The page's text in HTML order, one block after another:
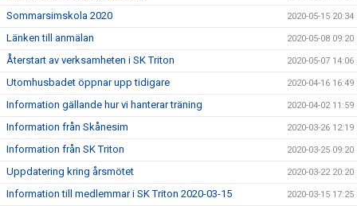
Sommarsimskola 2020 2020-05-15 20:34
Länken till anmälan 2020-05-08 09:20
Återstart av verksamheten i SK Triton 2020-05-07 14:06
Utomhusbadet öppnar upp tidigare 2020-04-16 16:49
Information gällande hur vi hanterar träning 2020-04-02 11:59
Information från Skånesim 2020-03-26 12:19
Information från SK Triton 2020-03-25 09:20
Uppdatering kring årsmötet 2020-03-22 20:20
Information till medlemmar i SK Triton 2020-03-15 2020-03-15 17:25